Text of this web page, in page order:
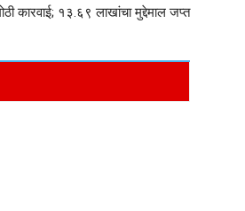
कारवाई; १३.६९ लाखांचा मुद्देमाल जप्त